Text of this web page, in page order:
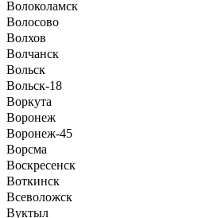
Волоколамск
Волосово
Волхов
Волчанск
Вольск
Вольск-18
Воркута
Воронеж
Воронеж-45
Ворсма
Воскресенск
Воткинск
Всеволожск
Вуктыл